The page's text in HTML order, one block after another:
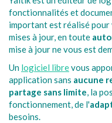
fonctionnalités et
important est réalisé
mises à jour, en toute
mise à jour ne vous est
Un logiciel librevous
application sans aucune
partage sans limite, la
fonctionnement, de l'
besoins.